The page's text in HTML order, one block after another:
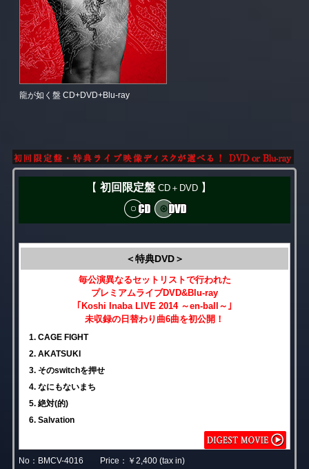
龍が如く盤 CD+DVD+Blu-ray
【 初回限定盤 CD＋DVD 】
＜特典DVD＞
毎公演異なるセットリストで行われた
プレミアムライブDVD&Blu-ray
｢Koshi Inaba LIVE 2014 ～en-ball～｣
未収録の日替わり曲6曲を初公開！
1. CAGE FIGHT
2. AKATSUKI
3. そのswitchを押せ
4. なにもないまち
5. 絶対(的)
6. Salvation
No：BMCV-4016 Price：￥2,400 (tax in)